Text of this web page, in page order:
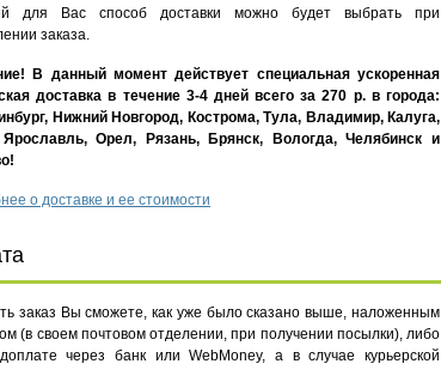
для Вас способ доставки можно будет выбрать при
заказа.
В данный момент действует специальная ускоренная
доставка в течение 3-4 дней всего за 270 р. в города:
Нижний Новгород, Кострома, Тула, Владимир, Калуга,
Ярославль, Орел, Рязань, Брянск, Вологда, Челябинск и
о доставке и ее стоимости
заказ Вы сможете, как уже было сказано выше, наложенным
(в своем почтовом отделении, при получении посылки), либо
через банк или WebMoney, а в случае курьерской